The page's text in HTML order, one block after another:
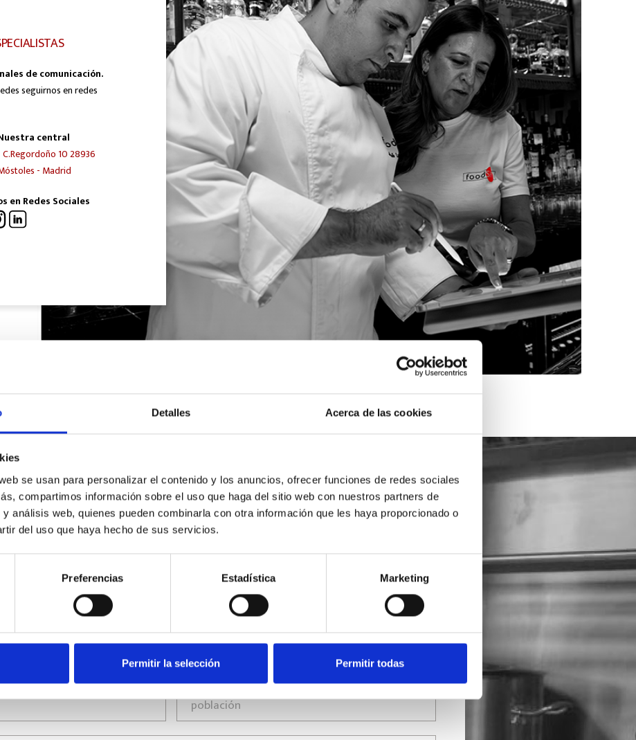
Detalles Acerca de las cookies
se usan para personalizar el contenido y los anuncios, ofrecer funciones de redes sociales
compartimos información sobre el uso que haga del sitio web con nuestros partners de
análisis web, quienes pueden combinarla con otra información que les haya proporcionado o
del uso que haya hecho de sus servicios.
Preferencias Estadística Marketing
Permitir la selección Permitir todas
de comunicación.
seguirnos en redes
central
C.Regordoño 10 28936
- Madrid
en Redes Sociales
SOLICITA INFORMACIÓN